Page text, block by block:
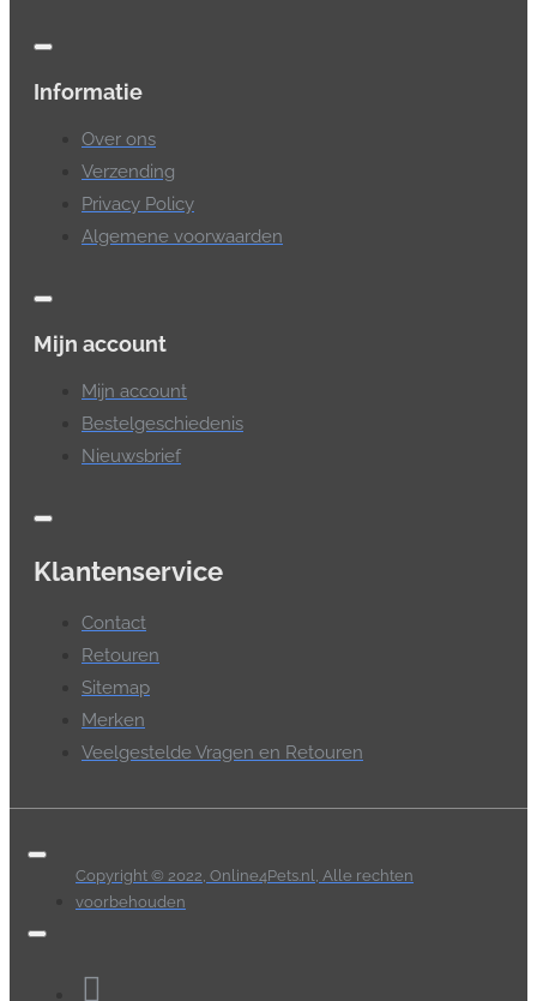
Informatie
Over ons
Verzending
Privacy Policy
Algemene voorwaarden
Mijn account
Mijn account
Bestelgeschiedenis
Nieuwsbrief
Klantenservice
Contact
Retouren
Sitemap
Merken
Veelgestelde Vragen en Retouren
Copyright © 2022, Online4Pets.nl, Alle rechten
voorbehouden